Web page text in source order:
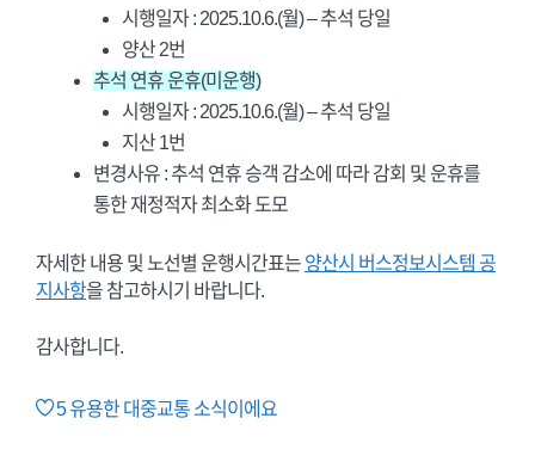
시행일자 : 2025.10.6.(월) – 추석 당일
양산 2번
추석 연휴 운휴(미운행)
시행일자 : 2025.10.6.(월) – 추석 당일
지산 1번
변경사유 : 추석 연휴 승객 감소에 따라 감회 및 운휴를
통한 재정적자 최소화 도모
자세한 내용 및 노선별 운행시간표는 양산시 버스정보시스템 공
지사항을 참고하시기 바랍니다.
감사합니다.
5유용한 대중교통 소식이에요